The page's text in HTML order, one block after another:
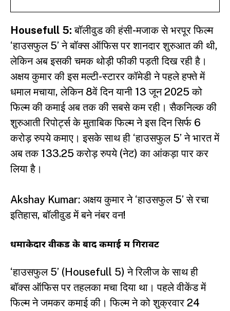
Housefull 5: बॉलीवुड की हंसी-मजाक से भरपूर फिल्म
‘हाउसफुल 5’ ने बॉक्स ऑफिस पर शानदार शुरुआत की थी,
लेकिन अब इसकी चमक थोड़ी फीकी पड़ती दिख रही है।
अक्षय कुमार की इस मल्टी-स्टारर कॉमेडी ने पहले हफ्ते में
धमाल मचाया, लेकिन 8वें दिन यानी 13 जून 2025 को
फिल्म की कमाई अब तक की सबसे कम रही। सैकनिल्क की
शुरुआती रिपोर्ट्स के मुताबिक फिल्म ने इस दिन सिर्फ 6
करोड़ रुपये कमाए। इसके साथ ही ‘हाउसफुल 5’ ने भारत में
अब तक 133.25 करोड़ रुपये (नेट) का आंकड़ा पार कर
लिया है।
Akshay Kumar: अक्षय कुमार ने ‘हाउसफुल 5’ से रचा
इतिहास, बॉलीवुड में बने नंबर वन!
धमाकेदार वीकेंड के बाद कमाई में गिरावट
‘हाउसफुल 5’ (Housefull 5) ने रिलीज के साथ ही
बॉक्स ऑफिस पर तहलका मचा दिया था। पहले वीकेंड में
फिल्म ने जमकर कमाई की। फिल्म ने को शुक्रवार 24